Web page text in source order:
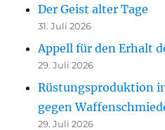
Der Geist alter Tage
31. Juli 2026
Appell für den Erhalt
29. Juli 2026
Rüstungsproduktion
gegen
29. Juli 2026